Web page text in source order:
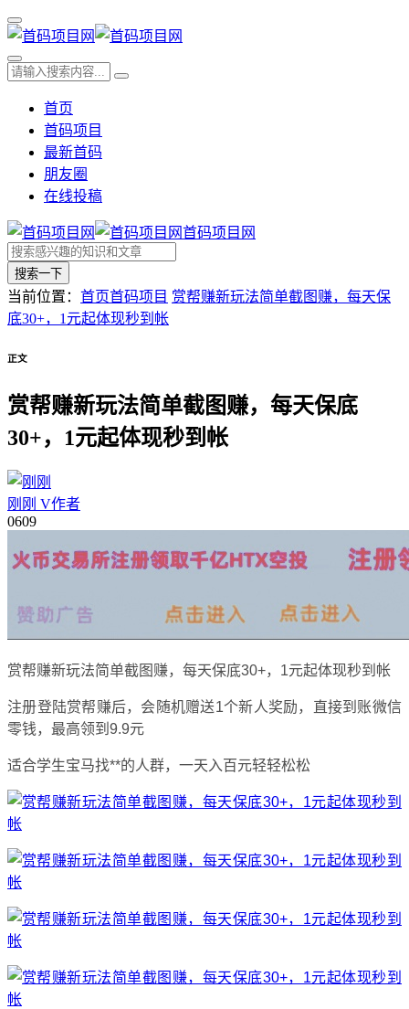
首页
首码项目
最新首码
朋友圈
在线投稿
首码项目网
搜索一下
当前位置： 首页首码项目 赏帮赚新玩法简单截图赚，每天保
底30+，1元起体现秒到帐
正文
赏帮赚新玩法简单截图赚，每天保底
30+，1元起体现秒到帐
刚刚 V作者
0609
赏帮赚新玩法简单截图赚，每天保底30+，1元起体现秒到帐
注册登陆赏帮赚后，会随机赠送1个新人奖励，直接到账微信
零钱，最高领到9.9元
适合学生宝马找**的人群，一天入百元轻轻松松